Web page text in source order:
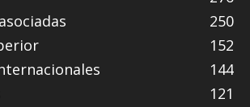
250
152
144
121